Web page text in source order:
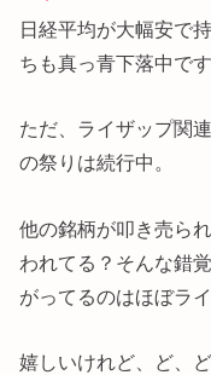
日経平均が大幅安で
ちも真っ青下落中です
ただ、ライザップ関
の祭りは続行中。
他の銘柄が叩き売ら
われてる？そんな錯
がってるのはほぼラ
嬉しいけれど、ど、